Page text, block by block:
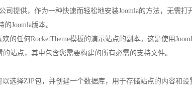
提供，作为一种快速而轻松地安装Joomla的方法，无需打
Joomla版本。
欢的任何RocketTheme模板的演示站点的副本。这是使用
站点，其中包含您需要构建的所有必需的支持文件。
选择ZIP包，并创建一个数据库，用于存储站点的内容和设